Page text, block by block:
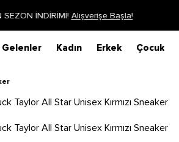
içerisinde kargoya verilecektir.Daha Fazla Bilgi
Gelenler Kadın Erkek Çocuk